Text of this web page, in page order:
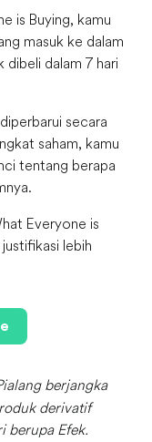
is Buying, kamu
masuk ke dalam
dalam 7 hari
secara
saham, kamu
tentang berapa
Everyone is
lebih
berjangka
derivatif
berupa Efek.